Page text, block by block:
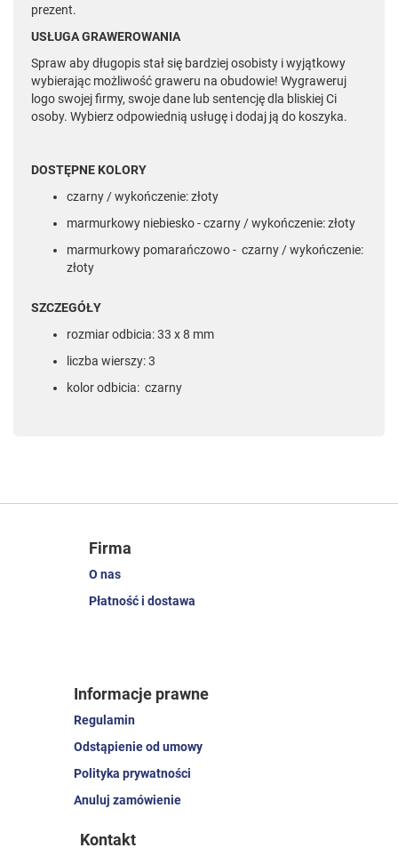
prezent.
USŁUGA GRAWEROWANIA
Spraw aby długopis stał się bardziej osobisty i wyjątkowy
wybierając możliwość graweru na obudowie! Wygraweruj
logo swojej firmy, swoje dane lub sentencję dla bliskiej Ci
osoby. Wybierz odpowiednią usługę i dodaj ją do koszyka.
DOSTĘPNE KOLORY
czarny / wykończenie: złoty
marmurkowy niebiesko - czarny / wykończenie: złoty
marmurkowy pomarańczowo - czarny / wykończenie:
złoty
SZCZEGÓŁY
rozmiar odbicia: 33 x 8 mm
liczba wierszy: 3
kolor odbicia: czarny
Firma
O nas
Płatność i dostawa
Informacje prawne
Regulamin
Odstąpienie od umowy
Polityka prywatności
Anuluj zamówienie
Kontakt